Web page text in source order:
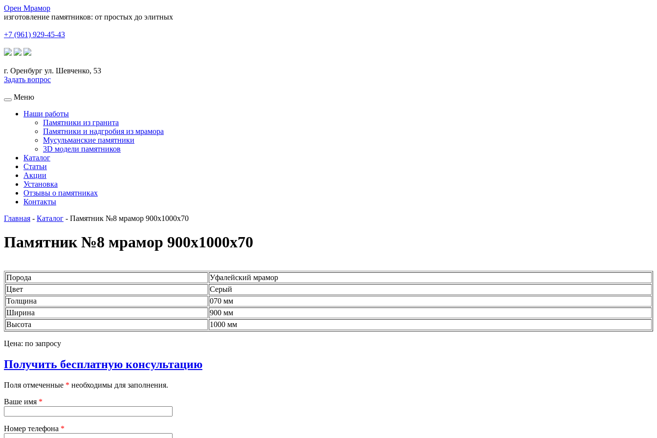
Орен Мрамор
изготовление памятников: от простых до элитных
+7 (961) 929-45-43
г. Оренбург ул. Шевченко, 53
Задать вопрос
Меню
Наши работы
Памятники из гранита
Памятники и надгробия из мрамора
Мусульманские памятники
3D модели памятников
Каталог
Статьи
Акции
Установка
Отзывы о памятниках
Контакты
Главная - Каталог - Памятник №8 мрамор 900x1000x70
Памятник №8 мрамор 900x1000x70
Порода
Уфалейский мрамор
Цвет
Серый
Толщина
070 мм
Ширина
900 мм
Высота
1000 мм
Цена: по запросу
Получить бесплатную консультацию
Поля отмеченные * необходимы для заполнения.
Ваше имя *
Номер телефона *